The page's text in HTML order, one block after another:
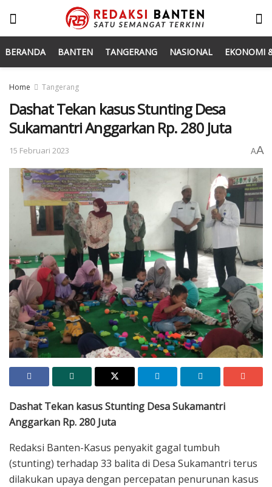
BERANDA BANTEN TANGERANG NASIONAL EKONOMI
Home Tangerang
Dashat Tekan kasus Stunting Desa
Sukamantri Anggarkan Rp. 280 Juta
15 Februari 2023 AA
Pemberian seahari satu telur kepada 33 balita stunting di aula Desa
Sukamantri Kecamatan Pasar Kemis
Dashat Tekan kasus Stunting Desa Sukamantri
Anggarkan Rp. 280 Juta
Redaksi Banten-Kasus penyakit gagal tumbuh
(stunting) terhadap 33 balita di Desa Sukamantri terus
dilakukan upaya dengan percepatan penurunan kasus